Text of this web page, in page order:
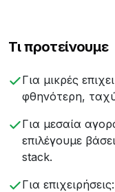
Τι προτείνουμε
Για μικρές
φθηνότερη,
Για μεσαία
επιλέγουμε
stack.
Για